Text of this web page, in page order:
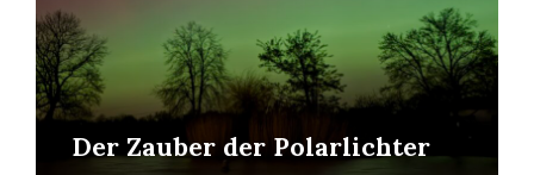
Der Zauber der Polarlichter